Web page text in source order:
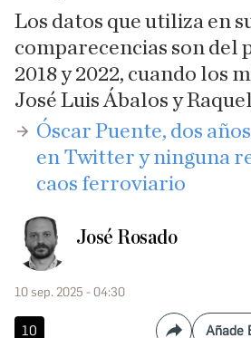
Los datos que utiliza en
comparecencias son del
2018 y 2022, cuando los
José Luis Ábalos y
​Óscar Puente, dos
en Twitter y ninguna
caos ferroviario
José Rosado
10 sep. 2025 - 04:30
10 Añade